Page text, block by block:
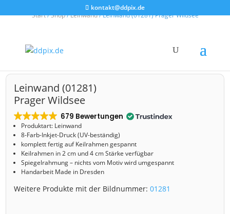
kontakt@ddpix.de
Start/Shop/Leinwand/ Leinwand (01281) Prager Wildsee
Leinwand (01281)
Prager Wildsee
679 Bewertungen
Produktart: Leinwand
8-Farb-Inkjet-Druck (UV-beständig)
komplett fertig auf Keilrahmen gespannt
Keilrahmen in 2 cm und 4 cm Stärke verfügbar
Spiegelrahmung – nichts vom Motiv wird umgespannt
Handarbeit Made in Dresden
Weitere Produkte mit der Bildnummer:01281